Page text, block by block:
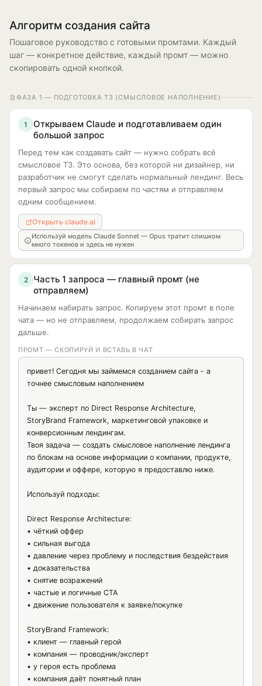
Алгоритм создания сайта
Пошаговое руководство с готовыми промтами. Каждый
шаг — конкретное действие, каждый промт — можно
скопировать одной кнопкой.
ФАЗА 1 — ПОДГОТОВКА ТЗ (СМЫСЛОВОЕ НАПОЛНЕНИЕ)
1
Открываем Claude и подготавливаем один
большой запрос
Перед тем как создавать сайт — нужно собрать всё
смысловое ТЗ. Это основа, без которой ни дизайнер, ни
разработчик не смогут сделать нормальный лендинг. Весь
первый запрос мы собираем по частям и отправляем
одним сообщением.
Открыть claude.ai
Используй модель Claude Sonnet — Opus тратит слишком
много токенов и здесь не нужен
2
Часть 1 запроса — главный промт (не
отправляем)
Начинаем набирать запрос. Копируем этот промт в поле
чата — но не отправляем, продолжаем собирать запрос
дальше.
ПРОМТ — СКОПИРУЙ И ВСТАВЬ В ЧАТ
привет! Сегодня мы займемся созданием сайта - а
точнее смысловым наполнением
Ты — эксперт по Direct Response Architecture,
StoryBrand Framework, маркетинговой упаковке и
конверсионным лендингам.
Твоя задача — создать смысловое наполнение лендинга
по блокам на основе информации о компании, продукте,
аудитории и оффере, которую я предоставлю ниже.
Используй подходы:
Direct Response Architecture:
• чёткий оффер
• сильная выгода
• давление через проблему и последствия бездействия
• доказательства
• снятие возражений
• частые и логичные CTA
• движение пользователя к заявке/покупке
StoryBrand Framework:
• клиент — главный герой
• компания — проводник/эксперт
• у героя есть проблема
• компания даёт понятный план